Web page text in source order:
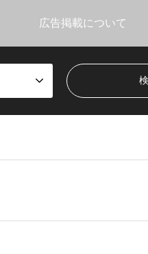
広告掲載について